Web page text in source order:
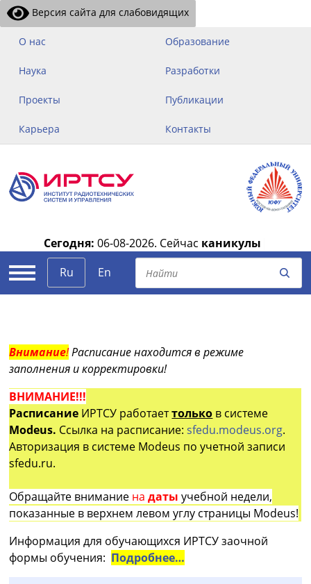
Версия сайта для слабовидящих
О нас Образование
Наука Разработки
Проекты Публикации
Карьера Контакты
Сегодня: 06-08-2026. Сейчас каникулы
Ru
En
Внимание!Расписание находится в режиме
заполнения и корректировки!
ВНИМАНИЕ!!!
Расписание ИРТСУ работаеттолько в системе
Modeus. Ссылка на расписание:sfedu.modeus.org.
Авторизация в системе Modeus по учетной записи
sfedu.ru.
Обращайте внимание на датыучебной недели,
показанные в верхнем левом углу страницы Modeus!
Информация для обучающихся ИРТСУ заочной
формы обучения: Подробнее…